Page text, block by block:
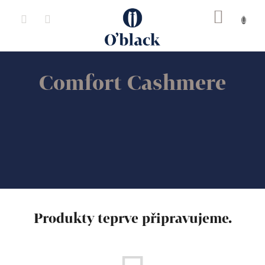
Comfort Cashmere
Produkty teprve připravujeme.